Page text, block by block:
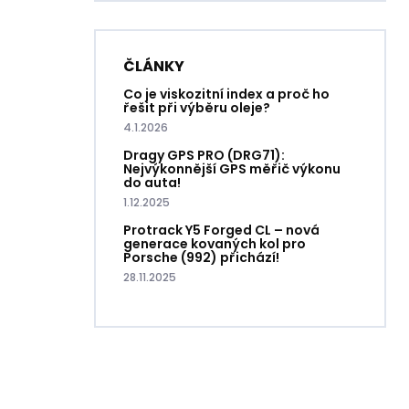
ČLÁNKY
Co je viskozitní index a proč ho
řešit při výběru oleje?
4.1.2026
Dragy GPS PRO (DRG71):
Nejvýkonnější GPS měřič výkonu
do auta!
1.12.2025
Protrack Y5 Forged CL – nová
generace kovaných kol pro
Porsche (992) přichází!
28.11.2025